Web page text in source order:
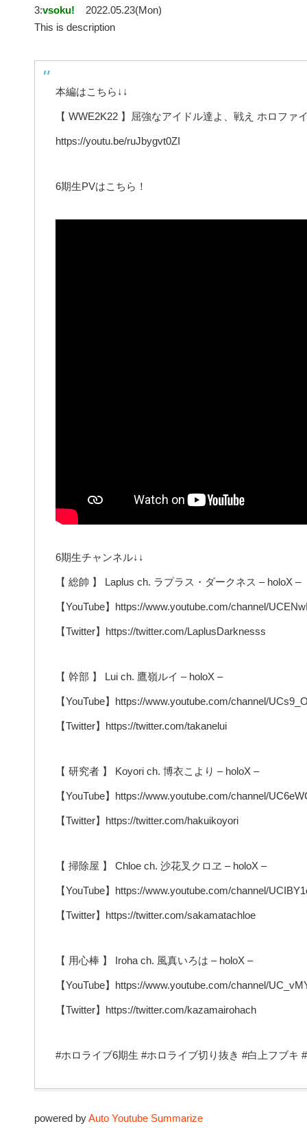
3:vsoku!
2022.05.23(Mon)
This is description
本編はこちら↓↓
【 WWE2K22 】屈強なアイドル達よ、戦え ホロファ
https://youtu.be/ruJbygvt0ZI
6期生PVはこちら！
6期生チャンネル↓↓
【 総帥 】 Laplus ch. ラプラス・ダークネス – holoX –
【YouTube】https://www.youtube.com/channel/
【Twitter】https://twitter.com/LaplusDarknesss
【 幹部 】 Lui ch. 鷹嶺ルイ – holoX –
【YouTube】https://www.youtube.com/channel/
【Twitter】https://twitter.com/takanelui
【 研究者 】 Koyori ch. 博衣こより – holoX –
【YouTube】https://www.youtube.com/channel/
【Twitter】https://twitter.com/hakuikoyori
【 掃除屋 】 Chloe ch. 沙花叉クロヱ – holoX –
【YouTube】https://www.youtube.com/channel/
【Twitter】https://twitter.com/sakamatachloe
【 用心棒 】 Iroha ch. 風真いろは – holoX –
【YouTube】https://www.youtube.com/channel/
【Twitter】https://twitter.com/kazamairohach
#ホロライブ6期生 #ホロライブ切り抜き #白上フブキ
powered byAuto Youtube Summarize